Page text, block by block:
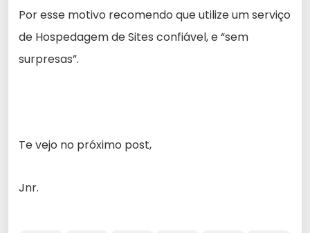
Por esse motivo recomendo que utilize um serviço
de Hospedagem de Sites confiável, e “sem
surpresas”.
Te vejo no próximo post,
Jnr.